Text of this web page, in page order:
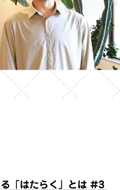
「はたらく」とは #3